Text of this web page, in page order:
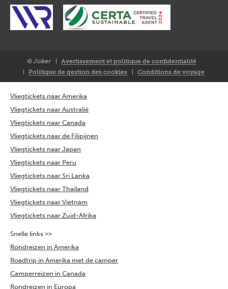
© Joker
Closure
Avertissement et politique de confidentialité
Politique de gestion des cookies
Conditions de voyage
Vliegtickets naar Amerika
Vliegtickets naar Australië
Vliegtickets naar Canada
Vliegtickets naar de Filipijnen
Vliegtickets naar Japan
Vliegtickets naar Peru
Vliegtickets naar Sri Lanka
Vliegtickets naar Thailand
Vliegtickets naar Vietnam
Vliegtickets naar Zuid-Afrika
Snelle links >>
Rondreizen in Amerika
Roadtrip in Amerika met de camper
Camperreizen in Canada
Rondreizen in Europa